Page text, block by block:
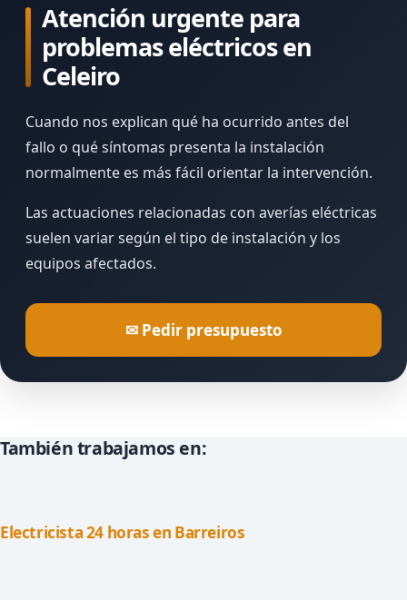
Atención urgente para
problemas eléctricos en
Celeiro
Cuando nos explican qué ha ocurrido antes del
fallo o qué síntomas presenta la instalación
normalmente es más fácil orientar la intervención.
Las actuaciones relacionadas con averías eléctricas
suelen variar según el tipo de instalación y los
equipos afectados.
✉ Pedir presupuesto
También trabajamos en:
Electricista 24 horas en Barreiros